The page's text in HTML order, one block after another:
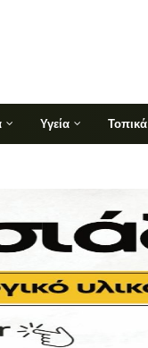
Υγεία Τοπικά